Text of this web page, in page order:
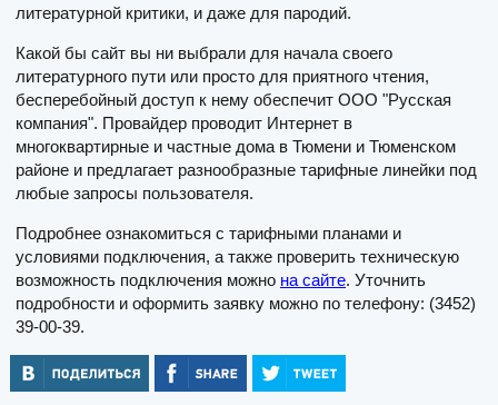
литературной критики, и даже для пародий.
Какой бы сайт вы ни выбрали для начала своего
литературного пути или просто для приятного чтения,
бесперебойный доступ к нему обеспечит ООО "Русская
компания". Провайдер проводит Интернет в
многоквартирные и частные дома в Тюмени и Тюменском
районе и предлагает разнообразные тарифные линейки под
любые запросы пользователя.
Подробнее ознакомиться с тарифными планами и
условиями подключения, а также проверить техническую
возможность подключения можно на сайте. Уточнить
подробности и оформить заявку можно по телефону: (3452)
39-00-39.